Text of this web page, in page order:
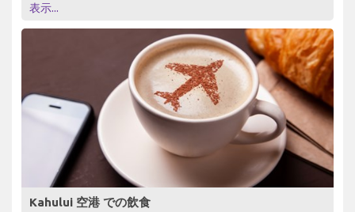
表示...
Kahului 空港 での飲食